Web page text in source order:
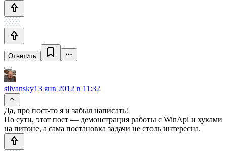
Ответить
silvansky13 янв 2012 в 11:32
Да, про пост-то я и забыл написать!
По сути, этот пост — демонстрация работы с WinApi и хуками
на питоне, а сама постановка задачи не столь интересна.